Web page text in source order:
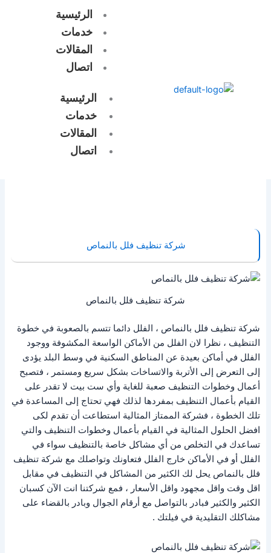
الرئيسية
خدمات
المقالات
اتصال
الرئيسية
خدمات
المقالات
اتصال
شركة تنظيف فلل بالنماص
شركة تنظيف فلل بالنماص
شركة تنظيف فلل بالنماص ، الفلل دائما تتسم بالصعوبة في خطوة
التنظيف ، نظرا لان الفلل من الأماكن الواسعة المكشوفة ووجود
الفلل في أماكن بعيدة عن المناطق السكنية في وسط البلد يؤدى
إلى التعرض إلى الأتربة والاتساخات بشكل سريع ومستمر ، فتصبح
أعمال وخطوات التنظيف صعبة للغاية وأي ست بيت لا تقدر على
القيام بأعمال التنظيف بمفردها لذلك فهي تحتاج إلى المساعدة في
تلك الخطوة ، فشركة الممتاز المثالية استطاعت أن تقدم لكى
افضل الحلول المثالية في القيام بأعمال وخطوات التنظيف والتي
تساعدك في التخلص من أي مشاكل خاصة بالتنظيف سواء في
الفلل أو في الأماكن خارج الفلل فتعاونك وتواصلك مع شركة تنظيف
فلل بالنماص يحل لك الكثير من المشاكل في التنظيف في مقابل
اقل وقت واقل مجهود واقل الأسعار ، فمع شركتنا انت الآن كسبان
الكثير والكثير فبادر بالتواصل مع أرقام الجوال وبادر بالقضاء على
مشاكلك التقليدية في فيلتك .